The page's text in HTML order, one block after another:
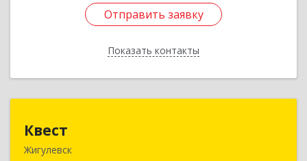
Отправить заявку
Показать контакты
Отправить заявку
Назад
Квест
Жигулевск
445350, Самарская обл., Жигулевск, ул.Пушкина,